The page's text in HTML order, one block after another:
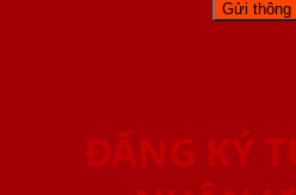
ĐĂNG KÝ